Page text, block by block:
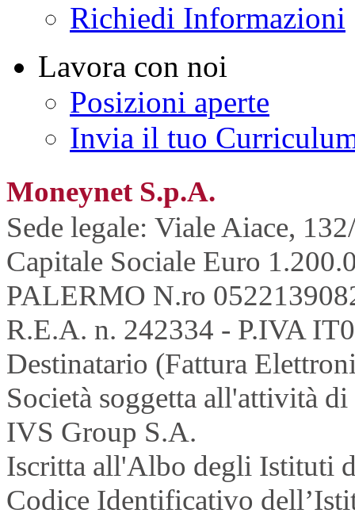
Richiedi Informazioni
Lavora con noi
Posizioni aperte
Invia il tuo
Moneynet S.p.A.
Sede legale: Viale Aiace,
Capitale Sociale Euro
PALERMO N.ro
R.E.A. n. 242334 - P.IVA
Destinatario (Fattura
Società soggetta all'attività
IVS Group S.A.
Iscritta all'Albo degli Istituti
Codice Identificativo